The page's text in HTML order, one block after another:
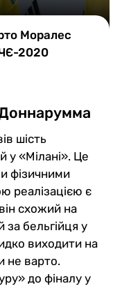
Моралес
2020
шість
у «Мілані». Це
фізичними
реалізацією є
схожий на
за бельгійця у
виходити на
не варто.
до фіналу у